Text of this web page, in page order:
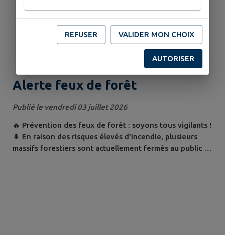
Alerte feux de forêt
Publié le vendredi 03 juillet 2026
🔥 Prévention des feux de forêt : soyons tous vigilants !
🌲 En raison des risques élevés d'incendie, plusieurs
massifs forestiers sont actuellement fermés au public .
REFUSER VALIDER MON CHOIX
AUTORISER